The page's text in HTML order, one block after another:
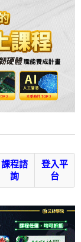
MCU
課程諮
詢
登入平
台